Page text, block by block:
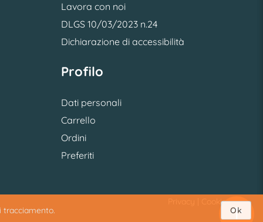
tracciamento.
Ok
Lavora con noi
DLGS 10/03/2023 n.24
Dichiarazione di accessibilità
Profilo
Dati personali
Carrello
Ordini
Preferiti
Cookie